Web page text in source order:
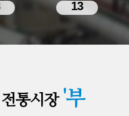
13
통시장 '부